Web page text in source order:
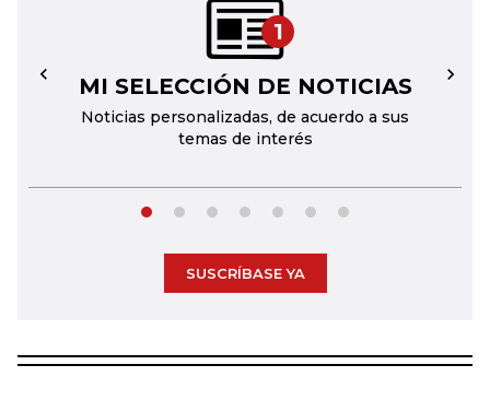
1
MI SELECCIÓN DE NOTICIAS
Noticias personalizadas, de acuerdo a sus
temas de interés
← →
SUSCRÍBASE YA